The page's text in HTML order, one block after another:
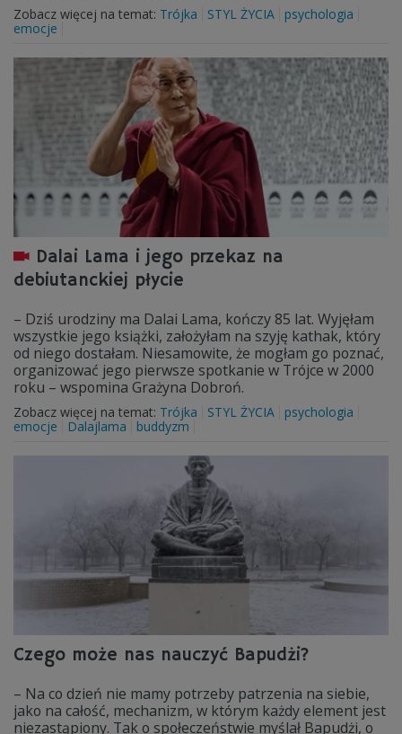
Zobacz więcej na temat: Trójka STYL ŻYCIA
psychologia
emocje
Dalai Lama i jego przekaz na
debiutanckiej płycie
– Dziś urodziny ma Dalai Lama, kończy 85 lat. Wyjęłam
wszystkie jego książki, założyłam na szyję kathak, który
od niego dostałam. Niesamowite, że mogłam go poznać,
organizować jego pierwsze spotkanie w Trójce w 2000
roku – wspomina Grażyna Dobroń.
Zobacz więcej na temat: Trójka STYL ŻYCIA
psychologia
emocje
Dalajlama buddyzm
Czego może nas nauczyć Bapudżi?
– Na co dzień nie mamy potrzeby patrzenia na siebie,
jako na całość, mechanizm, w którym każdy element jest
niezastąpiony. Tak o społeczeństwie myślał Bapudżi, o